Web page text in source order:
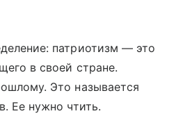
патриотизм — это
в своей стране.
Это называется
Ее нужно чтить.